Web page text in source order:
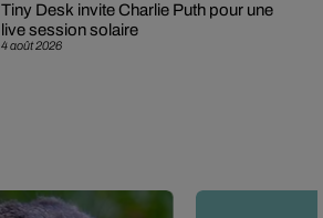
4 août 2026
Tiny Desk invite Charlie Puth pour une
live session solaire